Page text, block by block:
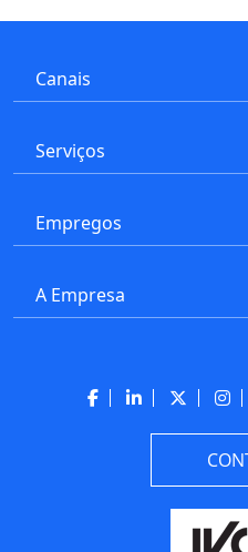
Canais
Serviços
Empregos
A Empresa